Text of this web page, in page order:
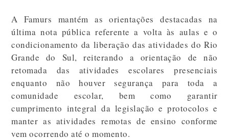
A Famurs mantém as orientações destacadas na
última nota pública referente a volta às aulas e o
condicionamento da liberação das atividades do Rio
Grande do Sul, reiterando a orientação de não
retomada das atividades escolares presenciais
enquanto não houver segurança para toda a
comunidade escolar, bem como garantir
cumprimento integral da legislação e protocolos e
manter as atividades remotas de ensino conforme
vem ocorrendo até o momento.